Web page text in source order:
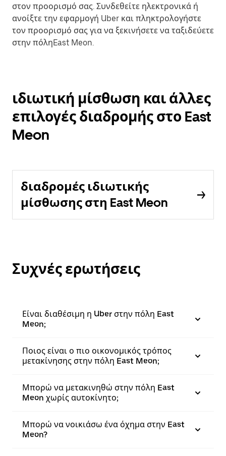
στον προορισμό σας. Συνδεθείτε ηλεκτρονικά ή
ανοίξτε την εφαρμογή Uber και πληκτρολογήστε
τον προορισμό σας για να ξεκινήσετε να ταξιδεύετε
στην πόληEast Meon.
ιδιωτική μίσθωση και άλλες
επιλογές διαδρομής στο East
Meon
διαδρομές ιδιωτικής
μίσθωσης στη East Meon
Συχνές ερωτήσεις
Είναι διαθέσιμη η Uber στην πόλη East
Meon;
Ποιος είναι ο πιο οικονομικός τρόπος
μετακίνησης στην πόλη East Meon;
Μπορώ να μετακινηθώ στην πόλη East
Meon χωρίς αυτοκίνητο;
Μπορώ να νοικιάσω ένα όχημα στην East
Meon?